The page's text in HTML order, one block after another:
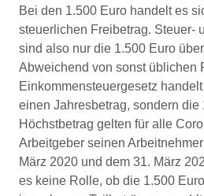
Bei den 1.500 Euro handelt es
steuerlichen Freibetrag. Steuer-
sind also nur die 1.500 Euro
Abweichend von sonst üblichen
Einkommensteuergesetz
einen Jahresbetrag, sondern die
Höchstbetrag gelten für alle
Arbeitgeber seinen
März 2020 und dem 31. März
es keine Rolle, ob die 1.500